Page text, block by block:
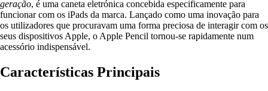
geração, é uma caneta eletrónica concebida especificamente para
funcionar com os iPads da marca. Lançado como uma inovação para
os utilizadores que procuravam uma forma preciosa de interagir com os
seus dispositivos Apple, o Apple Pencil tornou-se rapidamente num
acessório indispensável.
Características Principais